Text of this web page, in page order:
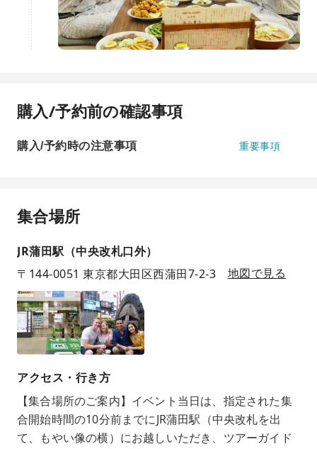
購入/予約前の確認事項
購入/予約時の注意事項 重要事項
集合場所
JR蒲田駅（中央改札口外）
〒144-0051 東京都大田区西蒲田7-2-3
地図で見る
アクセス・行き方
【集合場所のご案内】イベント当日は、指定された集
合開始時間の10分前までにJR蒲田駅（中央改札を出
て、もやい像の横）にお越しいただき、ツアーガイド